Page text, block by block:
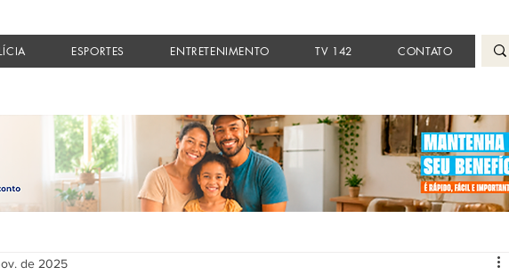
ESPORTES ENTRETENIMENTO TV 142 CONTATO
de 2025